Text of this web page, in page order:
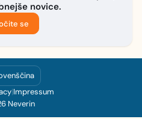
novice.
se
|Impressum
Neverin